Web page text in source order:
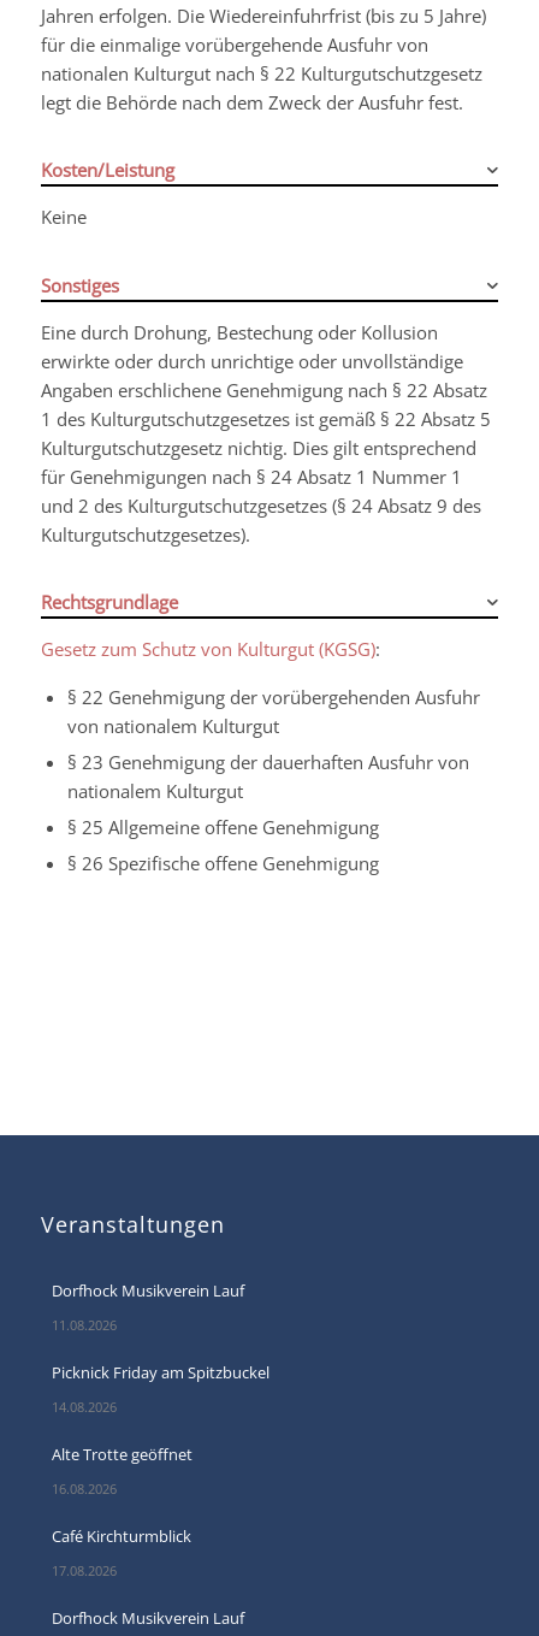
Jahren erfolgen. Die Wiedereinfuhrfrist (bis zu 5 Jahre)
für die einmalige vorübergehende Ausfuhr von
nationalen Kulturgut nach § 22 Kulturgutschutzgesetz
legt die Behörde nach dem Zweck der Ausfuhr fest.
Kosten/Leistung
Keine
Sonstiges
Eine durch Drohung, Bestechung oder Kollusion
erwirkte oder durch unrichtige oder unvollständige
Angaben erschlichene Genehmigung nach § 22 Absatz
1 des Kulturgutschutzgesetzes ist gemäß § 22 Absatz 5
Kulturgutschutzgesetz nichtig. Dies gilt entsprechend
für Genehmigungen nach § 24 Absatz 1 Nummer 1
und 2 des Kulturgutschutzgesetzes (§ 24 Absatz 9 des
Kulturgutschutzgesetzes).
Rechtsgrundlage
Gesetz zum Schutz von Kulturgut(KGSG):
§ 22 Genehmigung der vorübergehenden Ausfuhr
von nationalem Kulturgut
§ 23 Genehmigung der dauerhaften Ausfuhr von
nationalem Kulturgut
§ 25 Allgemeine offene Genehmigung
§ 26 Spezifische offene Genehmigung
Veranstaltungen
Dorfhock Musikverein Lauf
11.08.2026
Picknick Friday am Spitzbuckel
14.08.2026
Alte Trotte geöffnet
16.08.2026
Café Kirchturmblick
17.08.2026
Dorfhock Musikverein Lauf